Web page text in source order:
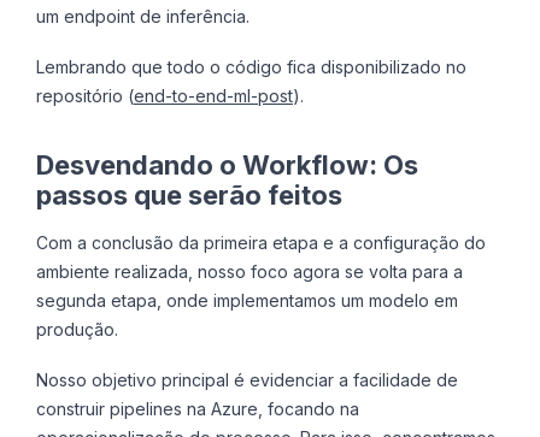
um endpoint de inferência.
Lembrando que todo o código fica disponibilizado no
repositório (end-to-end-ml-post).
Desvendando o Workflow: Os
passos que serão feitos
Com a conclusão da primeira etapa e a configuração do
ambiente realizada, nosso foco agora se volta para a
segunda etapa, onde implementamos um modelo em
produção.
Nosso objetivo principal é evidenciar a facilidade de
construir pipelines na Azure, focando na